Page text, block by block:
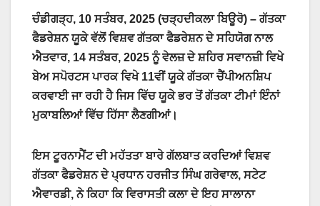
ਚੰਡੀਗੜ੍ਹ, 10 ਸਤੰਬਰ, 2025 (ਚੜ੍ਹਦੀਕਲਾ ਬਿਊਰੋ) – ਗੱਤਕਾ
ਫੈਡਰੇਸ਼ਨ ਯੂਕੇ ਵੱਲੋਂ ਵਿਸ਼ਵ ਗੱਤਕਾ ਫੈਡਰੇਸ਼ਨ ਦੇ ਸਹਿਯੋਗ ਨਾਲ
ਐਤਵਾਰ, 14 ਸਤੰਬਰ, 2025 ਨੂੰ ਵੇਲਜ਼ ਦੇ ਸ਼ਹਿਰ ਸਵਾਨਜ਼ੀ ਵਿਖੇ
ਬੇਅ ਸਪੋਰਟਸ ਪਾਰਕ ਵਿਖੇ 11ਵੀਂ ਯੂਕੇ ਗੱਤਕਾ ਚੈਂਪੀਅਨਸ਼ਿਪ
ਕਰਵਾਈ ਜਾ ਰਹੀ ਹੈ ਜਿਸ ਵਿੱਚ ਯੂਕੇ ਭਰ ਤੋਂ ਗੱਤਕਾ ਟੀਮਾਂ ਇੰਨਾਂ
ਮੁਕਾਬਲਿਆਂ ਵਿੱਚ ਹਿੱਸਾ ਲੈਣਗੀਆਂ।
ਇਸ ਟੂਰਨਾਮੈਂਟ ਦੀ ਮਹੱਤਤਾ ਬਾਰੇ ਗੱਲਬਾਤ ਕਰਦਿਆਂ ਵਿਸ਼ਵ
ਗੱਤਕਾ ਫੈਡਰੇਸ਼ਨ ਦੇ ਪ੍ਰਧਾਨ ਹਰਜੀਤ ਸਿੰਘ ਗਰੇਵਾਲ, ਸਟੇਟ
ਐਵਾਰਡੀ, ਨੇ ਕਿਹਾ ਕਿ ਵਿਰਾਸਤੀ ਕਲਾ ਦੇ ਇਹ ਸਾਲਾਨਾ